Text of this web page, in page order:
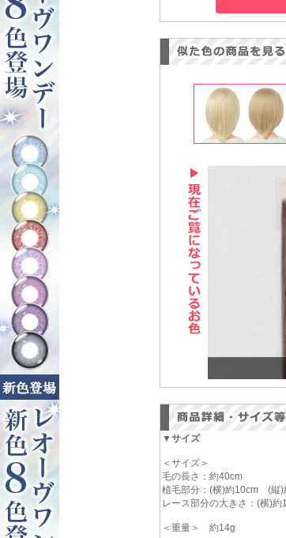
▼サイズ
＜サイズ＞
毛の長さ：約40cm
植毛部分：(横)約10cm (縦)
レース部分の大きさ：(横)
＜重量＞ 約14g